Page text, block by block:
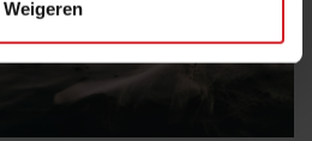
Weigeren